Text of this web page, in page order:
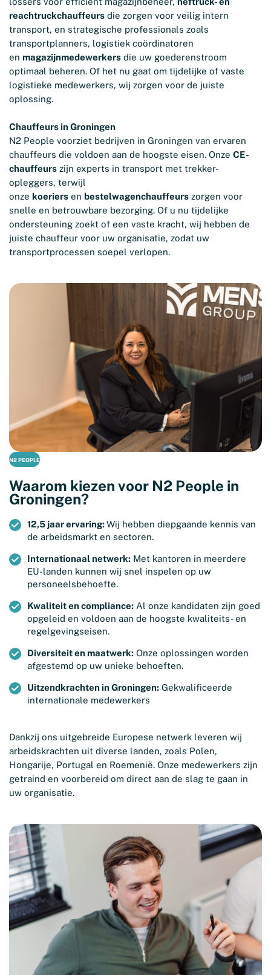
reachtruckchauffeurs die zorgen voor veilig intern
transport, en strategische professionals zoals
transportplanners, logistiek coördinatoren
en magazijnmedewerkers die uw goederenstroom
optimaal beheren. Of het nu gaat om tijdelijke of vaste
logistieke medewerkers, wij zorgen voor de juiste
oplossing.
Chauffeurs in Groningen
N2 People voorziet bedrijven in Groningen van ervaren
chauffeurs die voldoen aan de hoogste eisen. Onze CE-
chauffeurs zijn experts in transport met trekker-
opleggers, terwijl
onze koeriers en bestelwagenchauffeurs zorgen voor
snelle en betrouwbare bezorging. Of u nu tijdelijke
ondersteuning zoekt of een vaste kracht, wij hebben de
juiste chauffeur voor uw organisatie, zodat uw
transportprocessen soepel verlopen.
N2 PEOPLE
Waarom kiezen voor N2 People in
Groningen?
12,5 jaar ervaring:Wij hebben diepgaande kennis van
de arbeidsmarkt en sectoren.
Internationaal netwerk: Met kantoren in meerdere
EU-landen kunnen wij snel inspelen op uw
personeelsbehoefte.
Kwaliteit en compliance: Al onze kandidaten zijn goed
opgeleid en voldoen aan de hoogste kwaliteits- en
regelgevingseisen.
Diversiteit en maatwerk: Onze oplossingen worden
afgestemd op uw unieke behoeften.
Uitzendkrachten in Groningen: Gekwalificeerde
internationale medewerkers
Dankzij ons uitgebreide Europese netwerk leveren wij
arbeidskrachten uit diverse landen, zoals Polen,
Hongarije, Portugal en Roemenië. Onze medewerkers zijn
getraind en voorbereid om direct aan de slag te gaan in
uw organisatie.